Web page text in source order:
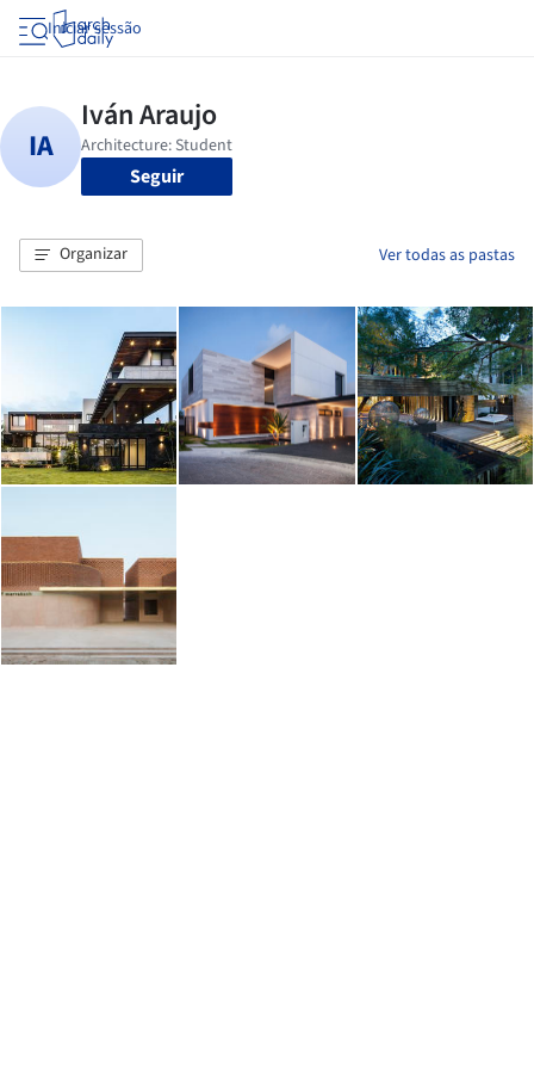
Iniciar sessão
Seguir
Organizar Ver todas as pastas